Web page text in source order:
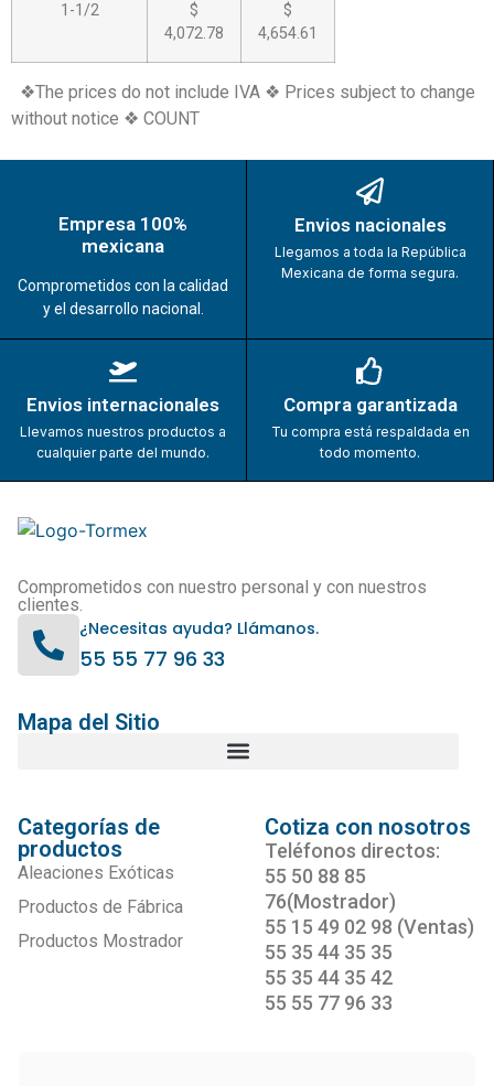
1-1/2
$
4,072.78
$
4,654.61
❖The prices do not include IVA ❖ Prices subject to change
without notice ❖ COUNT
Empresa 100%
mexicana
Comprometidos con la calidad
y el desarrollo nacional.
Envios nacionales
Llegamos a toda la República
Mexicana de forma segura.
Envios internacionales
Llevamos nuestros productos a
cualquier parte del mundo.
Compra garantizada
Tu compra está respaldada en
todo momento.
Comprometidos con nuestro personal y con nuestros
clientes.
¿Necesitas ayuda? Llámanos.
55 55 77 96 33
Mapa del Sitio
Categorías de
productos
Aleaciones Exóticas
Productos de Fábrica
Productos Mostrador
Cotiza con nosotros
Teléfonos directos:
55 50 88 85
76(Mostrador)
55 15 49 02 98 (Ventas)
55 35 44 35 35
55 35 44 35 42
55 55 77 96 33